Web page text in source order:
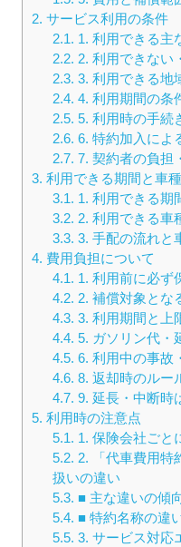
2. サービス利用の条件
2.1. 1. 利用できる主
2.2. 2. 利用できない
2.3. 3. 利用できる地
2.4. 4. 利用期間の条
2.5. 5. 利用時の手続
2.6. 6. 特約加入によ
2.7. 7. 契約者の負担
3. 利用できる期間と車種
3.1. 1. 利用できる期
3.2. 2. 利用できる車
3.3. 3. 手配の流れと
4. 費用負担について
4.1. 1. 利用前に必ず
4.2. 2. 補償対象とな
4.3. 3. 利用期間と上
4.4. 5. ガソリン代・
4.5. 6. 利用中の事故
4.6. 8. 返却時のルー
4.7. 9. 延長・中断時
5. 利用時の注意点
5.1. 1. 保険会社ごと
5.2. 2. 「代車費用特
扱いの違い
5.3. ■ 主な違いの傾
5.4. ■ 特約名称の違
5.5. 3. サービス対応